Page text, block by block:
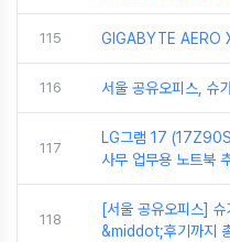
115 GIGABYTE AERO
116 서울 공유오피스, 슈
117
LG그램 17
사무 업무용 노트북
118
[서울 공유오피스]
&middot;후기까지